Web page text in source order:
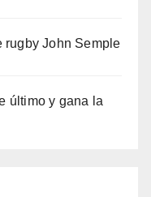
rugby John Semple
último y gana la